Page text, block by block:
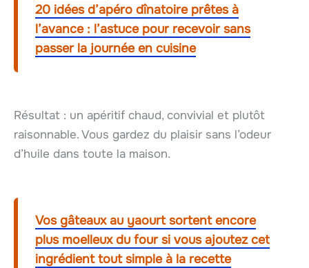
20 idées d’apéro dînatoire prêtes à
l’avance : l’astuce pour recevoir sans
passer la journée en cuisine
Résultat : un apéritif chaud, convivial et plutôt
raisonnable. Vous gardez du plaisir sans l’odeur
d’huile dans toute la maison.
Vos gâteaux au yaourt sortent encore
plus moelleux du four si vous ajoutez cet
ingrédient tout simple à la recette